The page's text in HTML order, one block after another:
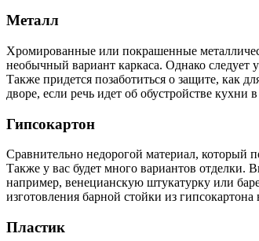
Металл
Хромированные или покрашенные
необычный вариант каркаса. Однако следует
Также придется позаботиться о защите, как
дворе, если речь идет об обустройстве кухни
Гипсокартон
Сравнительно недорогой материал, который
Также у вас будет много вариантов
например, венецианскую штукатурку или
изготовления барной стойки из
Пластик